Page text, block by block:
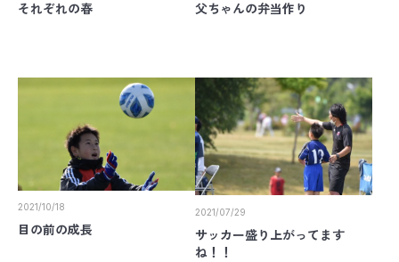
それぞれの春 父ちゃんの弁当作り
2021/10/18
目の前の成長
2021/07/29
サッカー盛り上がってます
ね！！